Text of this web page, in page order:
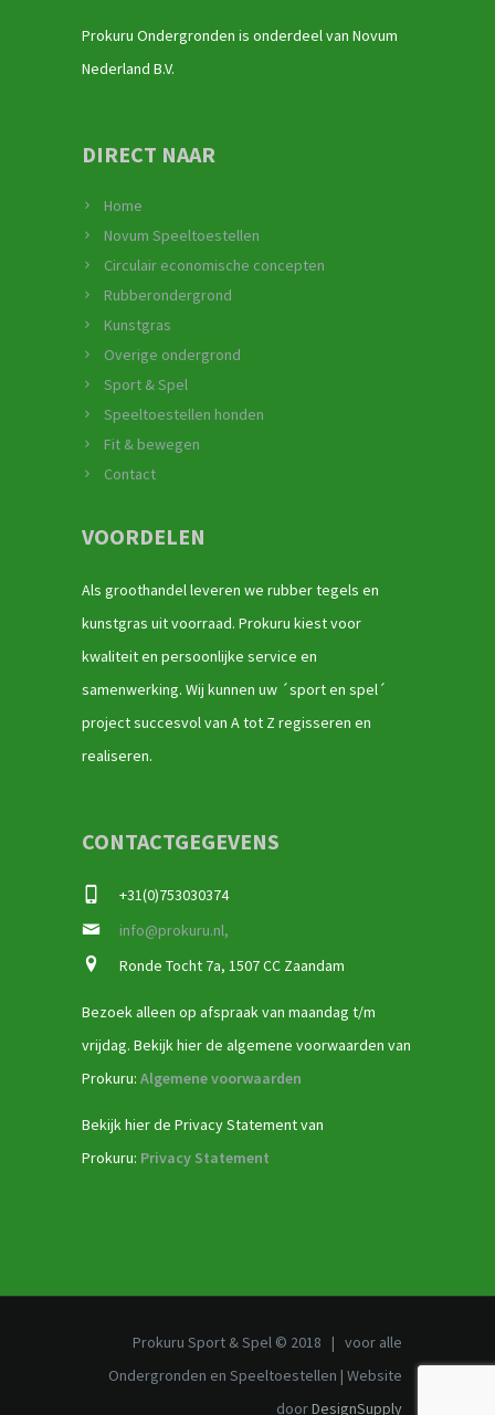
Prokuru Ondergronden is onderdeel van Novum
Nederland B.V.
DIRECT NAAR
Home
Novum Speeltoestellen
Circulair economische concepten
Rubberondergrond
Kunstgras
Overige ondergrond
Sport & Spel
Speeltoestellen honden
Fit & bewegen
Contact
VOORDELEN
Als groothandel leveren we rubber tegels en
kunstgras uit voorraad. Prokuru kiest voor
kwaliteit en persoonlijke service en
samenwerking. Wij kunnen uw ´sport en spel´
project succesvol van A tot Z regisseren en
realiseren.
CONTACTGEGEVENS
+31(0)753030374
info@prokuru.nl,
Ronde Tocht 7a, 1507 CC Zaandam
Bezoek alleen op afspraak van maandag t/m
vrijdag. Bekijk hier de algemene voorwaarden van
Prokuru: Algemene voorwaarden
Bekijk hier de Privacy Statement van
Prokuru: Privacy Statement
Prokuru Sport & Spel © 2018 | voor alle
Ondergronden en Speeltoestellen | Website
doorDesignSupply